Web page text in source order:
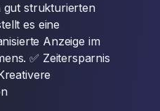
gut strukturierten
es eine
Anzeige im
✅ Zeitersparnis